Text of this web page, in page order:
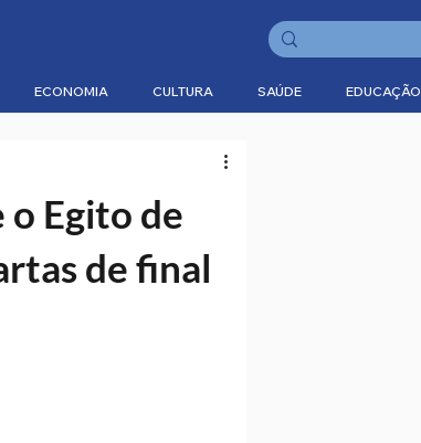
ECONOMIA CULTURA SAÚDE EDUCAÇÃO
Egito de
de final